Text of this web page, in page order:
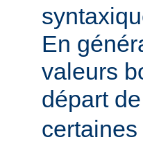
En
valeurs
départ